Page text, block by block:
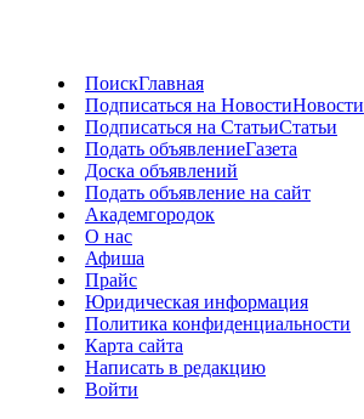
ПоискГлавная
Подписаться на НовостиНовости
Подписаться на СтатьиСтатьи
Подать объявлениеГазета
Доска объявлений
Подать объявление на сайт
Академгородок
О нас
Афиша
Прайс
Юридическая информация
Политика конфиденциальности
Карта сайта
Написать в редакцию
Войти